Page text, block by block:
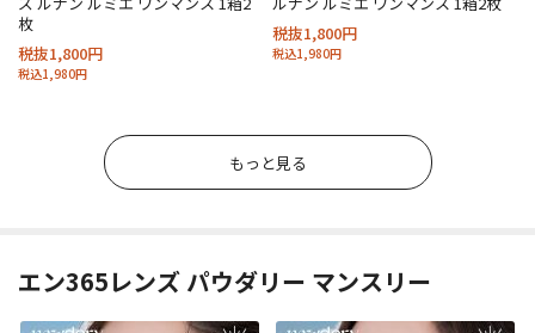
枚
税抜1,800円
税込1,980円
税抜1,800円
税込1,980円
もっと見る
エン365レンズ パウダリー マンスリー